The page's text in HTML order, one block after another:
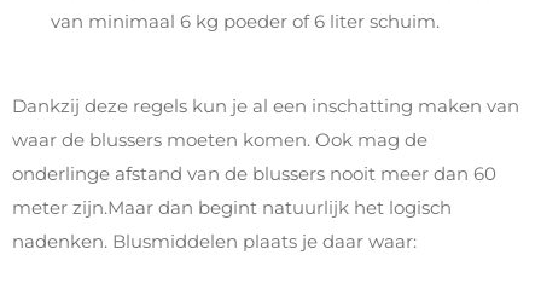
van minimaal 6 kg poeder of 6 liter schuim.
Dankzij deze regels kun je al een inschatting maken van
waar de blussers moeten komen. Ook mag de
onderlinge afstand van de blussers nooit meer dan 60
meter zijn.Maar dan begint natuurlijk het logisch
nadenken. Blusmiddelen plaats je daar waar: